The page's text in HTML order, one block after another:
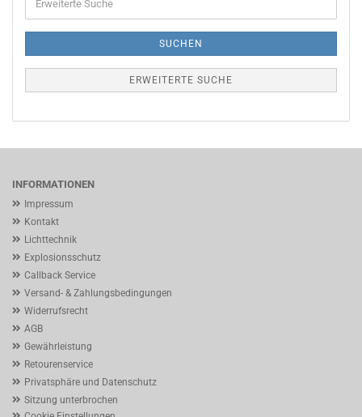
Suche
SUCHEN
ERWEITERTE SUCHE
INFORMATIONEN
Impressum
Kontakt
Lichttechnik
Explosionsschutz
Callback Service
Versand- & Zahlungsbedingungen
Widerrufsrecht
AGB
Gewährleistung
Retourenservice
Privatsphäre und Datenschutz
Sitzung unterbrochen